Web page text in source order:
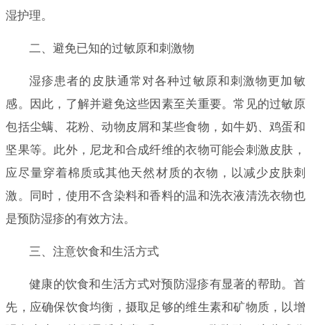
湿护理。
二、避免已知的过敏原和刺激物
湿疹患者的皮肤通常对各种过敏原和刺激物更加敏
感。因此，了解并避免这些因素至关重要。常见的过敏原
包括尘螨、花粉、动物皮屑和某些食物，如牛奶、鸡蛋和
坚果等。此外，尼龙和合成纤维的衣物可能会刺激皮肤，
应尽量穿着棉质或其他天然材质的衣物，以减少皮肤刺
激。同时，使用不含染料和香料的温和洗衣液清洗衣物也
是预防湿疹的有效方法。
三、注意饮食和生活方式
健康的饮食和生活方式对预防湿疹有显著的帮助。首
先，应确保饮食均衡，摄取足够的维生素和矿物质，以增